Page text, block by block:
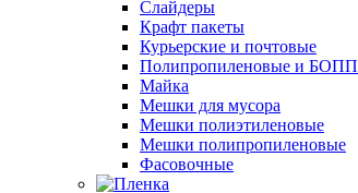
Слайдеры
Крафт пакеты
Курьерские и почтовые
Полипропиленовые и БОПП
Майка
Мешки для мусора
Мешки полиэтиленовые
Мешки полипропиленовые
Фасовочные